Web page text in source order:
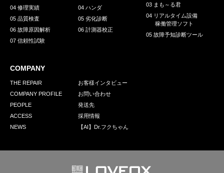
お問い合わせ 発送先
04 修理実績
05 品質検査
06 故障原因解析
07 信頼性試験
04 ハンダ
05 劣化診断
06 計測器校正
03 まも～る君
04 リアルタイム設備
稼働管理ソフト
05 故障予知診断ツール
COMPANY
THE REPAIR
COMPANY PROFILE
PEOPLE
ACCESS
NEWS
お客様インタビュー
お問い合わせ
発送先
採用情報
【AI】Dr.フクちゃん